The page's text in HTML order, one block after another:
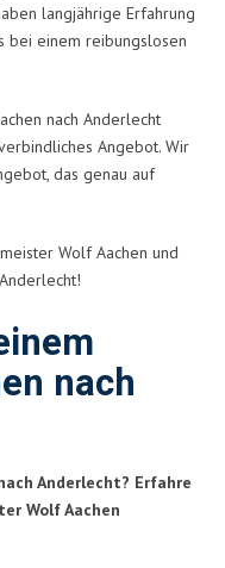
langjährige Erfahrung
bei einem reibungslosen
nach Anderlecht
Angebot. Wir
das genau auf
Wolf Aachen und
nach
Anderlecht? Erfahre
Wolf Aachen